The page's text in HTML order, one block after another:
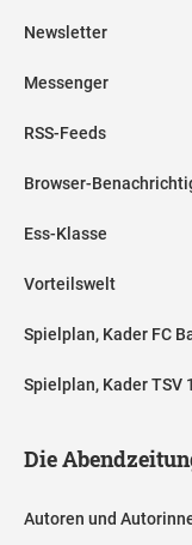
Newsletter
Messenger
RSS-Feeds
Browser-
Ess-Klasse
Vorteilswelt
Spielplan, Kader FC
Spielplan, Kader TSV
Die
Autoren und